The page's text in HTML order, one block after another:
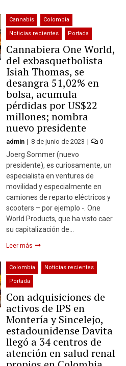
Cannabis Colombia
Noticias recientes Portada
Cannabiera One World,
del exbasquetbolista
Isiah Thomas, se
desangra 51,02% en
bolsa, acumula
pérdidas por US$22
millones; nombra
nuevo presidente
admin 8 de junio de 2023 0
Joerg Sommer (nuevo
presidente), es curiosamente, un
especialista en ventures de
movilidad y especialmente en
camiones de reparto eléctricos y
scooters – por ejemplo -. One
World Products, que ha visto caer
su capitalización de…
Leer más
Colombia Noticias recientes
Portada
Con adquisiciones de
activos de IPS en
Montería y Sincelejo,
estadounidense Davita
llegó a 34 centros de
atención en salud renal